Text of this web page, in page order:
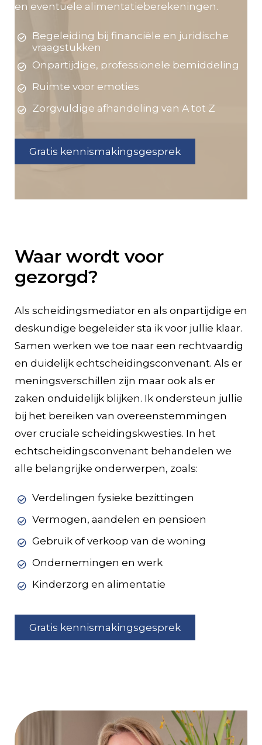
en eventuele alimentatieberekeningen.
Begeleiding bij financiële en juridische
vraagstukken
Onpartijdige, professionele bemiddeling
Ruimte voor emoties
Zorgvuldige afhandeling van A tot Z
Gratis kennismakingsgesprek
Waar wordt voor
gezorgd?
Als scheidingsmediator en als onpartijdige en
deskundige begeleider sta ik voor jullie klaar.
Samen werken we toe naar een rechtvaardig
en duidelijk echtscheidingsconvenant. Als er
meningsverschillen zijn maar ook als er
zaken onduidelijk blijken. Ik ondersteun jullie
bij het bereiken van overeenstemmingen
over cruciale scheidingskwesties. In het
echtscheidingsconvenant behandelen we
alle belangrijke onderwerpen, zoals:
Verdelingen fysieke bezittingen
Vermogen, aandelen en pensioen
Gebruik of verkoop van de woning
Ondernemingen en werk
Kinderzorg en alimentatie
Gratis kennismakingsgesprek